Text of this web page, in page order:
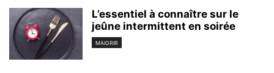
L’essentiel à connaître sur le
jeûne intermittent en soirée
MAIGRIR